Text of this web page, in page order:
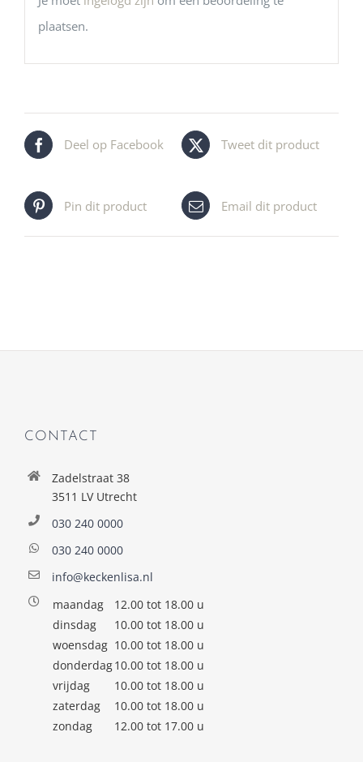
plaatsen.
Deel op Facebook Tweet dit product
Pin dit product Email dit product
CONTACT
Zadelstraat 38
3511 LV Utrecht
030 240 0000
030 240 0000
info@keckenlisa.nl
maandag
12.00 tot 18.00 u
dinsdag
10.00 tot 18.00 u
woensdag 10.00 tot 18.00 u
donderdag10.00 tot 18.00 u
vrijdag
10.00 tot 18.00 u
zaterdag
10.00 tot 18.00 u
zondag
12.00 tot 17.00 u